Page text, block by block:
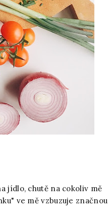
jídlo, chutě na cokoliv mě
ve mě vzbuzuje značnou